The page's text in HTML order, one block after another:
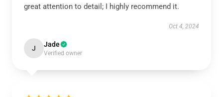
great attention to detail; I highly recommend it.
Oct 4, 2024
J Jade
Verified owner